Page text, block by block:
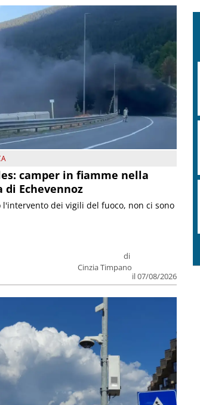
camper in fiamme nella
di Echevennoz
di
Cinzia Timpano
il 07/08/2026
l'intervento dei vigili del fuoco, non ci sono